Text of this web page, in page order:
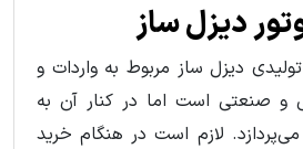
دیزل ساز
دیزل ساز مربوط به واردات و
صنعتی است اما در کنار آن به
می‌پردازد. لازم است در هنگام خرید